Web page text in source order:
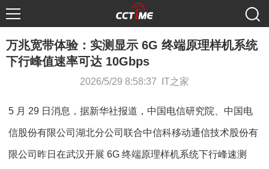
万兆宽带体验：实测显示 6G 终端原理样机系统
下行峰值速率可达 10Gbps
2026/5/29 8:58:37 IT之家
5 月 29 日消息，据新华社报道，中国电信研究院、中国电
信股份有限公司湖北分公司联合中信科移动通信技术股份有
限公司昨日在武汉开展 6G 终端原理样机系统下行峰速测